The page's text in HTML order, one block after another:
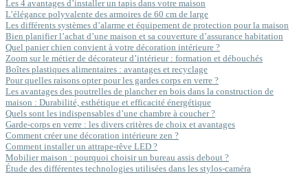
Les 4 avantages d’installer un tapis dans votre maison
L’élégance polyvalente des armoires de 60 cm de large
Les différents systèmes d’alarme et équipement de protection pour la maison
Bien planifier l’achat d’une maison et sa couverture d’assurance habitation
Quel panier chien convient à votre décoration intérieure ?
Zoom sur le métier de décorateur d’intérieur : formation et débouchés
Boîtes plastiques alimentaires : avantages et recyclage
Pour quelles raisons opter pour les gardes corps en verre ?
Les avantages des poutrelles de plancher en bois dans la construction de
maison : Durabilité, esthétique et efficacité énergétique
Quels sont les indispensables d’une chambre à coucher ?
Garde-corps en verre : les divers critères de choix et avantages
Comment créer une décoration intérieure zen ?
Comment installer un attrape-rêve LED ?
Mobilier maison : pourquoi choisir un bureau assis debout ?
Étude des différentes technologies utilisées dans les stylos-caméra